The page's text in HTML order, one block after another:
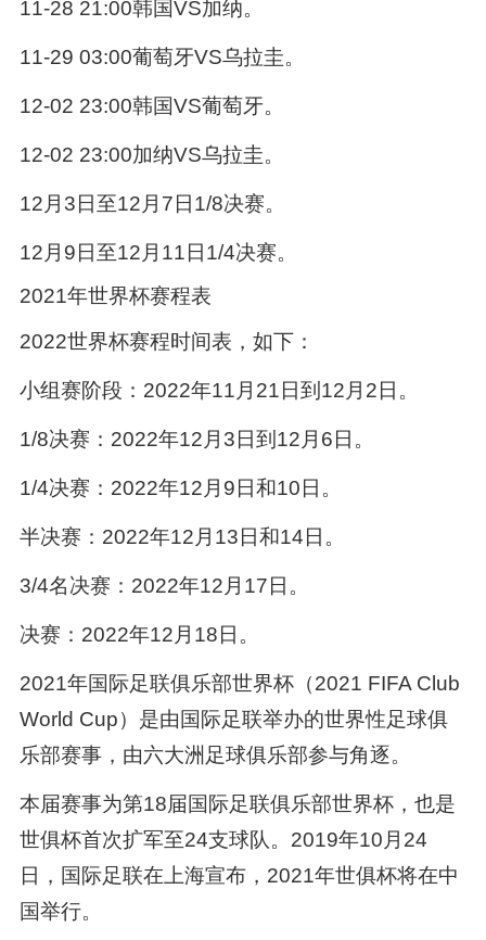
11-28 21:00韩国VS加纳。
11-29 03:00葡萄牙VS乌拉圭。
12-02 23:00韩国VS葡萄牙。
12-02 23:00加纳VS乌拉圭。
12月3日至12月7日1/8决赛。
12月9日至12月11日1/4决赛。
2021年世界杯赛程表
2022世界杯赛程时间表，如下：
小组赛阶段：2022年11月21日到12月2日。
1/8决赛：2022年12月3日到12月6日。
1/4决赛：2022年12月9日和10日。
半决赛：2022年12月13日和14日。
3/4名决赛：2022年12月17日。
决赛：2022年12月18日。
2021年国际足联俱乐部世界杯（2021 FIFA Club
World Cup）是由国际足联举办的世界性足球俱
乐部赛事，由六大洲足球俱乐部参与角逐。
本届赛事为第18届国际足联俱乐部世界杯，也是
世俱杯首次扩军至24支球队。2019年10月24
日，国际足联在上海宣布，2021年世俱杯将在中
国举行。